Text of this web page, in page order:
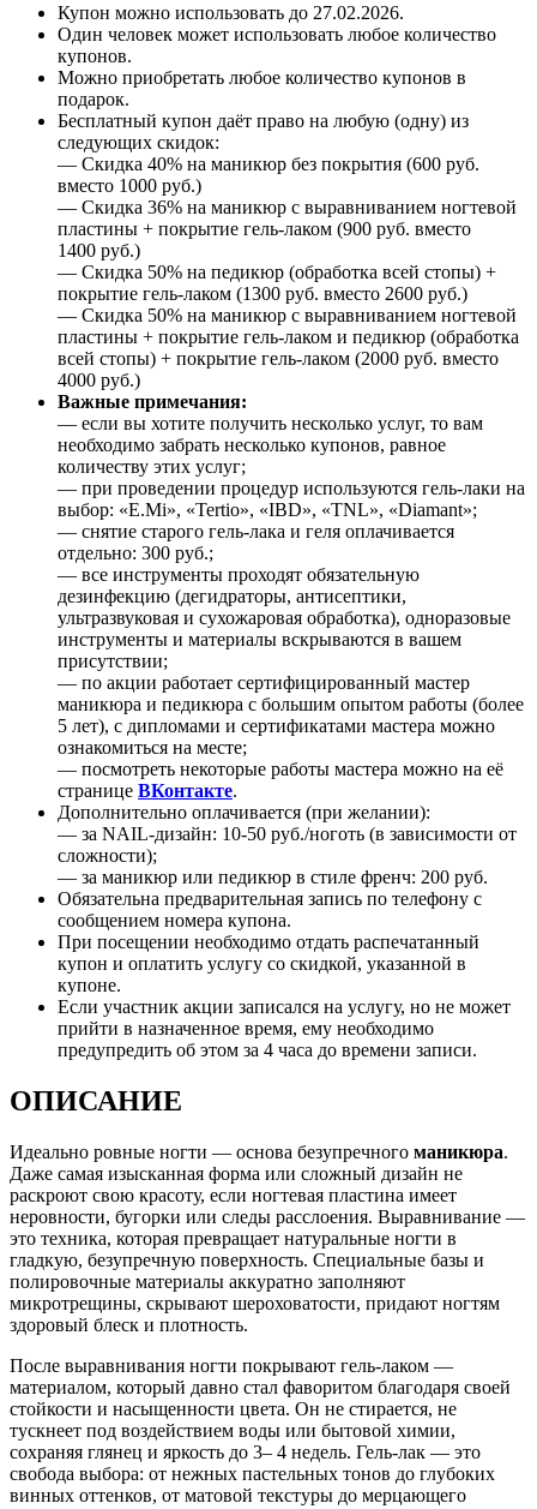
Купон можно использовать до 27.02.2026.
Один человек может использовать любое количество
купонов.
Можно приобретать любое количество купонов в
подарок.
Бесплатный купон даёт право на любую (одну) из
следующих скидок:
— Скидка 40% на маникюр без покрытия (600 руб.
вместо 1000 руб.)
— Скидка 36% на маникюр с выравниванием ногтевой
пластины + покрытие гель-лаком (900 руб. вместо
1400 руб.)
— Скидка 50% на педикюр (обработка всей стопы) +
покрытие гель-лаком (1300 руб. вместо 2600 руб.)
— Скидка 50% на маникюр с выравниванием ногтевой
пластины + покрытие гель-лаком и педикюр (обработка
всей стопы) + покрытие гель-лаком (2000 руб. вместо
4000 руб.)
Важные примечания:
— если вы хотите получить несколько услуг, то вам
необходимо забрать несколько купонов, равное
количеству этих услуг;
— при проведении процедур используются гель-лаки на
выбор: «E.Mi», «Tertio», «IBD», «TNL», «Diamant»;
— снятие старого гель-лака и геля оплачивается
отдельно: 300 руб.;
— все инструменты проходят обязательную
дезинфекцию (дегидраторы, антисептики,
ультразвуковая и сухожаровая обработка), одноразовые
инструменты и материалы вскрываются в вашем
присутствии;
— по акции работает сертифицированный мастер
маникюра и педикюра с большим опытом работы (более
5 лет), с дипломами и сертификатами мастера можно
ознакомиться на месте;
— посмотреть некоторые работы мастера можно на её
странице ВКонтакте.
Дополнительно оплачивается (при желании):
— за NAIL-дизайн: 10-50 руб./ноготь (в зависимости от
сложности);
— за маникюр или педикюр в стиле френч: 200 руб.
Обязательна предварительная запись по телефону с
сообщением номера купона.
При посещении необходимо отдать распечатанный
купон и оплатить услугу со скидкой, указанной в
купоне.
Если участник акции записался на услугу, но не может
прийти в назначенное время, ему необходимо
предупредить об этом за 4 часа до времени записи.
ОПИСАНИЕ
Идеально ровные ногти — основа безупречного маникюра.
Даже самая изысканная форма или сложный дизайн не
раскроют свою красоту, если ногтевая пластина имеет
неровности, бугорки или следы расслоения. Выравнивание —
это техника, которая превращает натуральные ногти в
гладкую, безупречную поверхность. Специальные базы и
полировочные материалы аккуратно заполняют
микротрещины, скрывают шероховатости, придают ногтям
здоровый блеск и плотность.
После выравнивания ногти покрывают гель-лаком —
материалом, который давно стал фаворитом благодаря своей
стойкости и насыщенности цвета. Он не стирается, не
тускнеет под воздействием воды или бытовой химии,
сохраняя глянец и яркость до 3– 4 недель. Гель-лак — это
свобода выбора: от нежных пастельных тонов до глубоких
винных оттенков, от матовой текстуры до мерцающего